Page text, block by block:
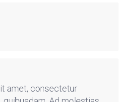
amet, consectetur